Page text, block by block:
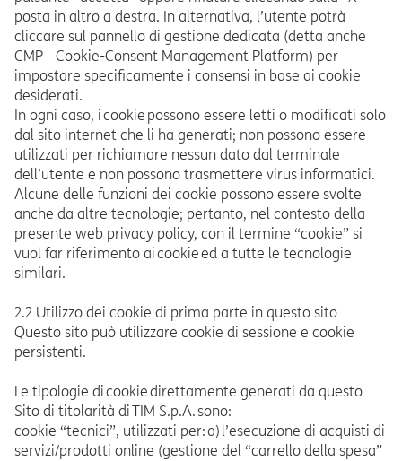
posta in altro a destra. In alternativa, l’utente potrà
cliccare sul pannello di gestione dedicata (detta anche
CMP – Cookie-Consent Management Platform) per
impostare specificamente i consensi in base ai cookie
desiderati.
In ogni caso, i cookie possono essere letti o modificati solo
dal sito internet che li ha generati; non possono essere
utilizzati per richiamare nessun dato dal terminale
dell’utente e non possono trasmettere virus informatici.
Alcune delle funzioni dei cookie possono essere svolte
anche da altre tecnologie; pertanto, nel contesto della
presente web privacy policy, con il termine “cookie” si
vuol far riferimento ai cookie ed a tutte le tecnologie
similari.
2.2 Utilizzo dei cookie di prima parte in questo sito
Questo sito può utilizzare cookie di sessione e cookie
persistenti.
Le tipologie di cookie direttamente generati da questo
Sito di titolarità di TIM S.p.A. sono:
cookie “tecnici”, utilizzati per: a) l’esecuzione di acquisti di
servizi/prodotti online (gestione del “carrello della spesa”